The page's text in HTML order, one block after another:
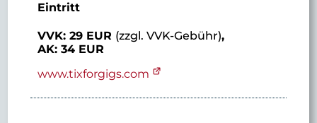
Eintritt
VVK: 29 EUR (zzgl. VVK-Gebühr),
AK: 34 EUR
www.tixforgigs.com